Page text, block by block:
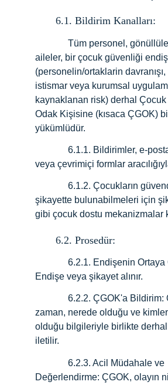
6.1. Bildirim Kanalları:
aileler, bir çocuk güvenliği
(personelin/ortaklarin
istismar veya kurumsal
kaynaklanan risk) derhal
Odak Kişisine (kısaca ÇGOK)
yükümlüdür.
veya çevrimiçi formlar
şikayette bulunabilmeleri için
gibi çocuk dostu mekanizmalar
6.2. Prosedür:
              6.2.1.
Endişenin Ortaya
Endişe veya şikayet alınır.
              6.2.2.
ÇGOK'a Bildirim:
zaman, nerede olduğu ve
olduğu bilgileriyle birlikte
iletilir.
              6.2.3.
Acil Müdahale ve
Değerlendirme: ÇGOK, olayın